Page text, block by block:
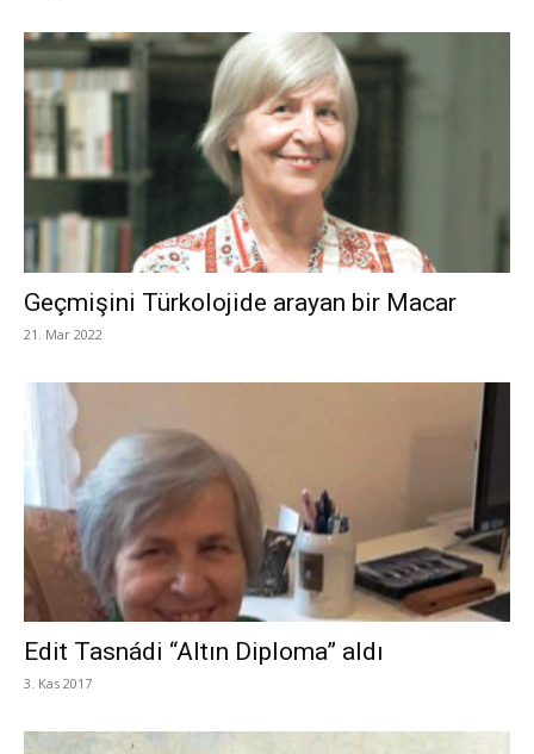
Geçmişini Türkolojide arayan bir Macar
21. Mar 2022
Edit Tasnádi “Altın Diploma” aldı
3. Kas 2017